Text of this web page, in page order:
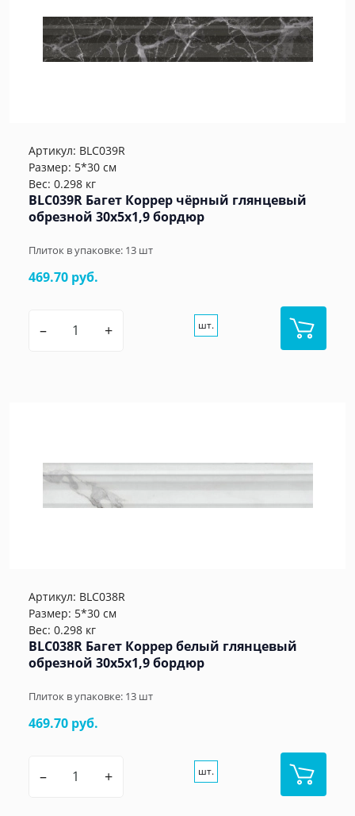
Артикул: BLC039R
Размер: 5*30 см
Вес: 0.298 кг
BLC039R Багет Коррер чёрный глянцевый
обрезной 30x5x1,9 бордюр
Плиток в упаковке: 13 шт
469.70 руб.
– + шт.
Артикул: BLC038R
Размер: 5*30 см
Вес: 0.298 кг
BLC038R Багет Коррер белый глянцевый
обрезной 30x5x1,9 бордюр
Плиток в упаковке: 13 шт
469.70 руб.
– + шт.